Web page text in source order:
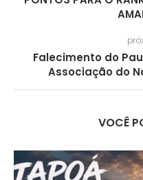
Falecimento do
Associação do
VOCÊ